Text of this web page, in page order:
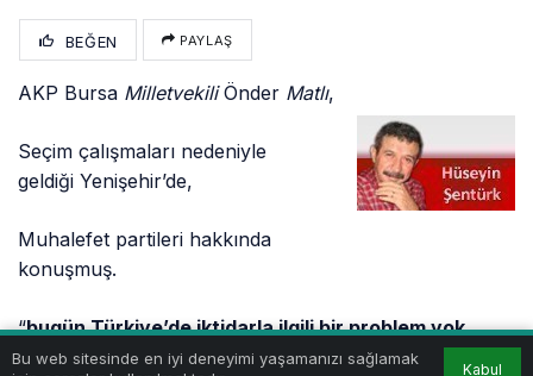
BEĞEN PAYLAŞ
AKP Bursa MilletvekiliÖnder Matlı,
Seçim çalışmaları nedeniyle
geldiği Yenişehir’de,
Muhalefet partileri hakkında
konuşmuş.
“bugün Türkiye’de iktidarla ilgili bir problem yok,
muhalefet problemi var.Demiş.
Bu web sitesinde en iyi deneyimi yaşamanızı sağlamak
Kabul